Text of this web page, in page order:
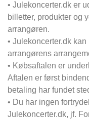
• Julekoncerter.dk er
billetter, produkter og
arrangøren.
• Julekoncerter.dk
arrangørens
• Købsaftalen er
Aftalen er først
betaling har fundet
• Du har ingen
Julekoncerter.dk, jf.